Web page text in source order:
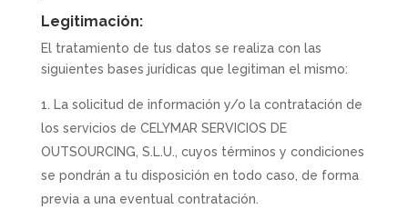
Legitimación:
El tratamiento de tus datos se realiza con las
siguientes bases jurídicas que legitiman el mismo:
La solicitud de información y/o la contratación de
los servicios de CELYMAR SERVICIOS DE
OUTSOURCING, S.L.U., cuyos términos y condiciones
se pondrán a tu disposición en todo caso, de forma
previa a una eventual contratación.